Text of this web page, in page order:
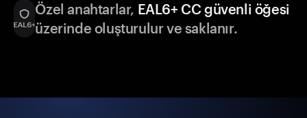
Özel anahtarlar, EAL6+ CC güvenli öğesi
üzerinde oluşturulur ve saklanır.